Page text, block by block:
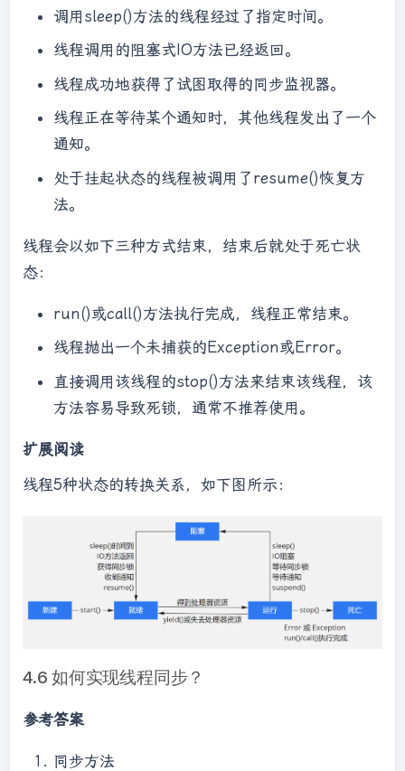
调用sleep()方法的线程经过了指定时间。
线程调用的阻塞式IO方法已经返回。
线程成功地获得了试图取得的同步监视器。
线程正在等待某个通知时，其他线程发出了一个
通知。
处于挂起状态的线程被调用了resume()恢复方
法。
线程会以如下三种方式结束，结束后就处于死亡状
态：
run()或call()方法执行完成，线程正常结束。
线程抛出一个未捕获的Exception或Error。
直接调用该线程的stop()方法来结束该线程，该
方法容易导致死锁，通常不推荐使用。
扩展阅读
线程5种状态的转换关系，如下图所示：
4.6 如何实现线程同步？
参考答案
同步方法